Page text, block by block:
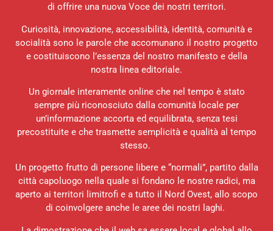
di offrire una nuova Voce dei nostri territori.
Curiosità, innovazione, accessibilità, identità, comunità e
socialità sono le parole che accomunano il nostro progetto
e costituiscono l’essenza del nostro manifesto e della
nostra linea editoriale.
Un giornale interamente online che nel tempo è stato
sempre più riconosciuto dalla comunità locale per
un’informazione accorta ed equilibrata, senza tesi
precostituite e che trasmette semplicità e qualità al tempo
stesso.
Un progetto frutto di persone libere e “normali”, partito dalla
città capoluogo nella quale si fondano le nostre radici, ma
aperto ai territori limitrofi e a tutto il Nord Ovest, allo scopo
di coinvolgere anche le aree dei nostri laghi.